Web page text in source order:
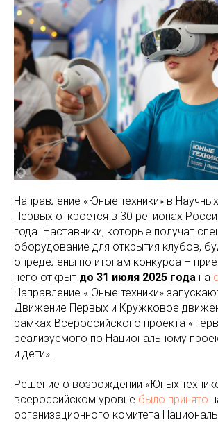
Направление «Юные техники» в
Первых откроется в 30 регионах
года. Наставники, которые получат
оборудование для открытия клубов,
определены по итогам конкурса –
него открыт до 31 июля 2025 года на
Направление «Юные техники»
Движение Первых и Кружковое
рамках Всероссийского проекта
реализуемого по Национальному
и дети».
Решение о возрождении «Юных
всероссийском уровне было принято
организационного комитета